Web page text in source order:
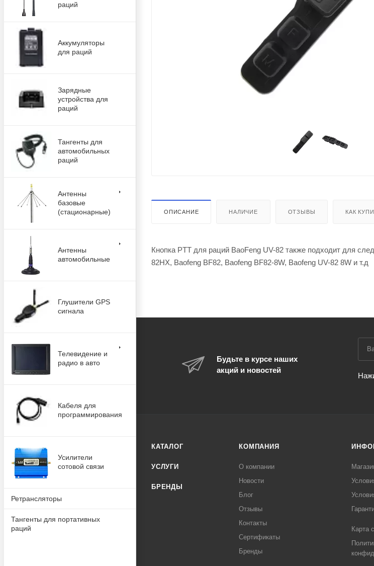
раций
Аккумуляторы
для раций
Зарядные
устройства для
раций
Тангенты для
автомобильных
раций
Антенны
базовые
(стационарные)
Антенны
автомобильные
Глушители GPS
сигнала
Телевидение и
радио в авто
Кабеля для
программирования
Усилители
сотовой связи
Ретрансляторы
Тангенты для портативных
раций
ОПИСАНИЕ НАЛИЧИЕ ОТЗЫВЫ КАК
Кнопка PTT для раций BaoFeng UV-82 также подходит для
82HX, Baofeng BF82, Baofeng BF82-8W, Baofeng UV-82 8W и т.д
Будьте в курсе наших
акций и новостей
КАТАЛОГ
УСЛУГИ
БРЕНДЫ
КОМПАНИЯ
О компании
Новости
Блог
Отзывы
Контакты
Сертификаты
Бренды
Карта